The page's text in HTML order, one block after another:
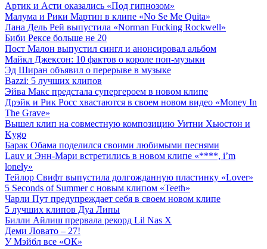
Артик и Асти оказались «Под гипнозом»
Малума и Рики Мартин в клипе «No Se Me Quita»
Лана Дель Рей выпустила «Norman Fucking Rockwell»
Биби Рексе больше не 20
Пост Малон выпустил сингл и анонсировал альбом
Майкл Джексон: 10 фактов о короле поп-музыки
Эд Ширан объявил о перерыве в музыке
Bazzi: 5 лучших клипов
Эйва Макс предстала супергероем в новом клипе
Дрэйк и Рик Росс хвастаются в своем новом видео «Money In
The Grave»
Вышел клип на совместную композицию Уитни Хьюстон и
Kygo
Барак Обама поделился своими любимыми песнями
Lauv и Энн-Мари встретились в новом клипе «****, i’m
lonely»
Тейлор Свифт выпустила долгожданную пластинку «Lover»
5 Seconds of Summer с новым клипом «Teeth»
Чарли Пут предупреждает себя в своем новом клипе
5 лучших клипов Дуа Липы
Билли Айлиш прервала рекорд Lil Nas X
Деми Ловато – 27!
У Мэйбл все «ОК»